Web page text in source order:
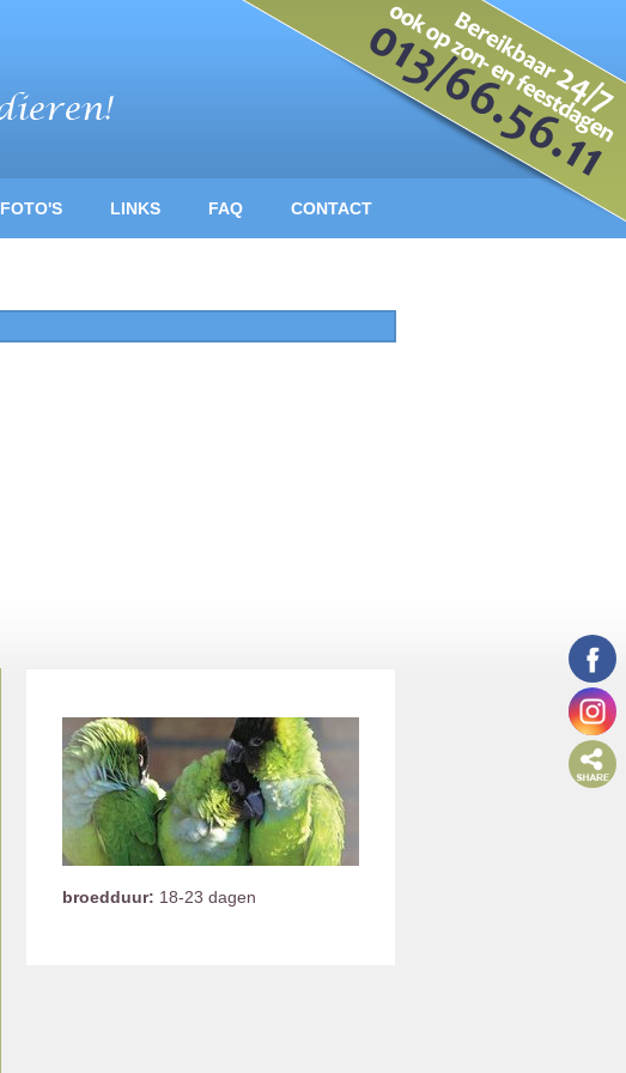
FOTO'S LINKS FAQ CONTACT
broedduur: 18-23 dagen